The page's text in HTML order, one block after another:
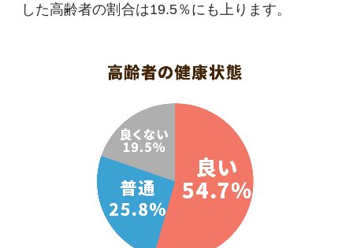
した高齢者の割合は19.5％にも上ります。